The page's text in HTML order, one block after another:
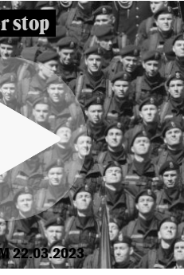
stop
22.03.2023